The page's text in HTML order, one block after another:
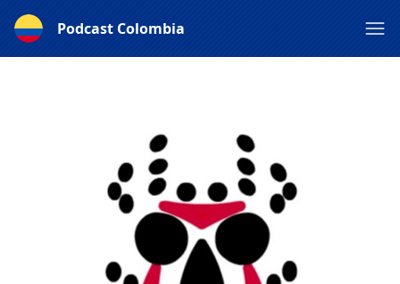
Podcast Colombia